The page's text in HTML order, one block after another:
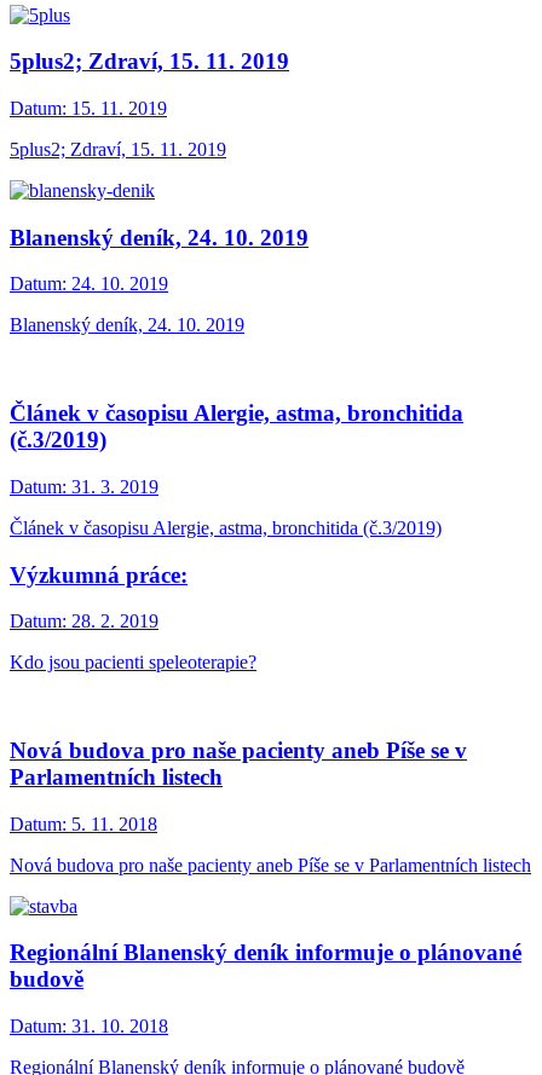
5plus2; Zdraví, 15. 11. 2019
Datum: 15. 11. 2019
5plus2; Zdraví, 15. 11. 2019
Blanenský deník, 24. 10. 2019
Datum: 24. 10. 2019
Blanenský deník, 24. 10. 2019
Článek v časopisu Alergie, astma, bronchitida
(č.3/2019)
Datum: 31. 3. 2019
Článek v časopisu Alergie, astma, bronchitida (č.3/2019)
Výzkumná práce:
Datum: 28. 2. 2019
Kdo jsou pacienti speleoterapie?
Nová budova pro naše pacienty aneb Píše se v
Parlamentních listech
Datum: 5. 11. 2018
Nová budova pro naše pacienty aneb Píše se v Parlamentních listech
Regionální Blanenský deník informuje o plánované
budově
Datum: 31. 10. 2018
Regionální Blanenský deník informuje o plánované budově